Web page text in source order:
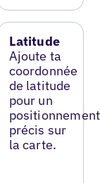
Latitude
Ajoute ta
coordonnée
de latitude
pour un
positionnement
précis sur
la carte.